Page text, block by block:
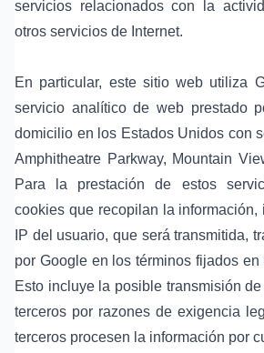
servicios relacionados con la
otros servicios de Internet.
En particular, este sitio web utiliza
servicio analítico de web prestado
domicilio en los Estados Unidos con
Amphitheatre Parkway, Mountain
Para la prestación de estos
cookies que recopilan la
IP del usuario, que será transmitida,
por Google en los términos fijados
Esto incluye la posible transmisión
terceros por razones de exigencia
terceros procesen la información por